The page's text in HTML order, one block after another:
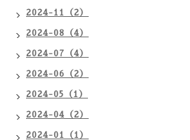
2024-11（2）
2024-08（4）
2024-07（4）
2024-06（2）
2024-05（1）
2024-04（2）
2024-01（1）